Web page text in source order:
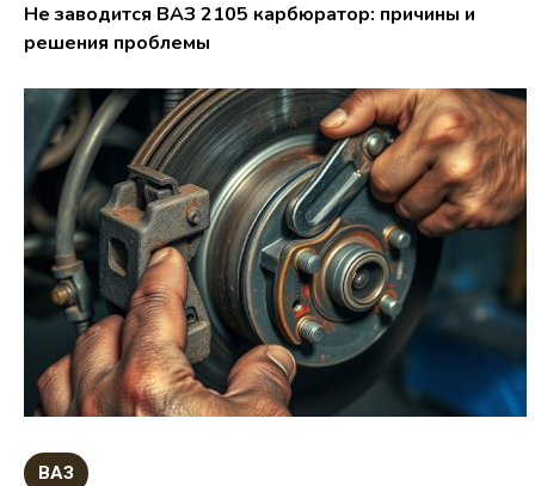
Не заводится ВАЗ 2105 карбюратор: причины и
решения проблемы
ВАЗ